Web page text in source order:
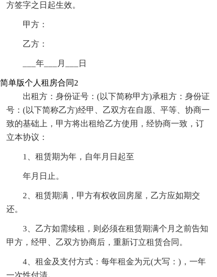
方签字之日起生效。
甲方：
乙方：
___年___月___日
简单版个人租房合同2
出租方：身份证号：(以下简称甲方)承租方：身份证
号：(以下简称乙方)经甲、乙双方在自愿、平等、协商一
致的基础上，甲方将出租给乙方使用，经协商一致，订
立本协议：
1、租赁期为年，自年月日起至
年月日止。
2、租赁期满，甲方有权收回房屋，乙方应如期交
还。
3、乙方如需续租，则必须在租赁期满个月之前告知
甲方，经甲、乙双方协商后，重新订立租赁合同。
4、租金及支付方式：每年租金为元(大写：)，一年